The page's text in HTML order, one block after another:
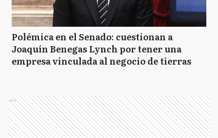
Polémica en el Senado: cuestionan a
Joaquín Benegas Lynch por tener una
empresa vinculada al negocio de tierras
Ads